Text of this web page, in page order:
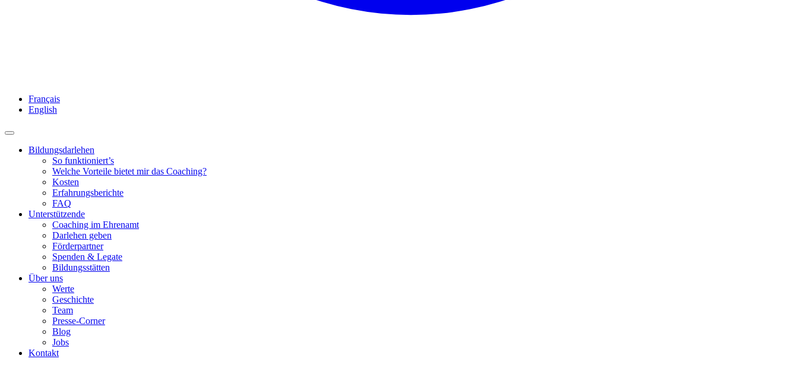
Français
English
Bildungsdarlehen
So funktioniert’s
Welche Vorteile bietet mir das Coaching?
Kosten
Erfahrungsberichte
FAQ
Unterstützende
Coaching im Ehrenamt
Darlehen geben
Förderpartner
Spenden & Legate
Bildungsstätten
Über uns
Werte
Geschichte
Team
Presse-Corner
Blog
Jobs
Kontakt